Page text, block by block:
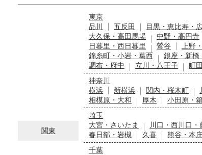
関東
東京
品川
五反田 目黒・恵比寿・
大久保・高田馬場
中野・高円寺
日暮里・西日暮里
鶯谷 上野
錦糸町・小岩・葛西
銀座・新橋
調布・府中
立川・八王子 町田
神奈川
横浜
新横浜 関内・桜木町
相模原・大和
厚木 小田原・
埼玉
大宮・さいたま
川口・西川口・
春日部・岩槻
久喜 熊谷・本
千葉